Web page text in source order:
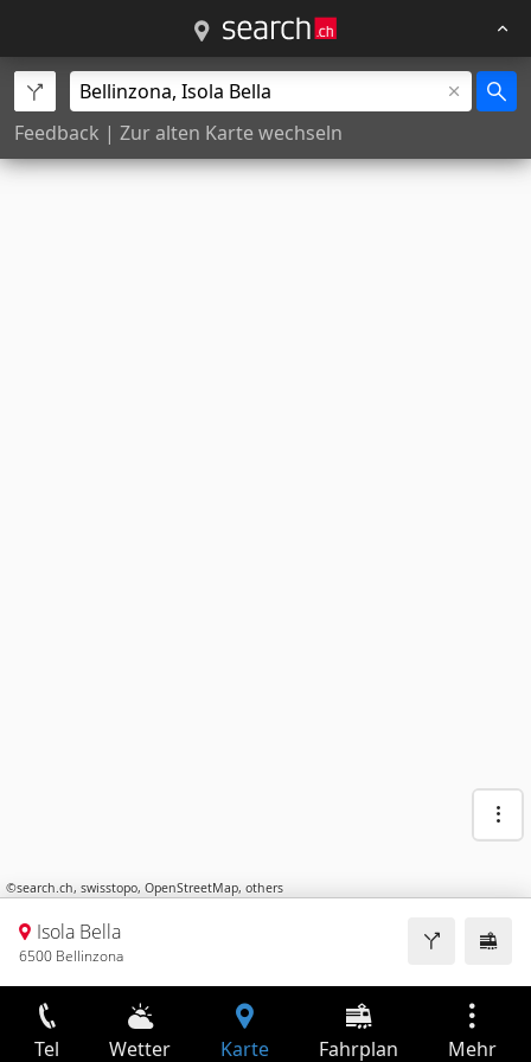
Feedback | Zur alten Karte wechseln
©search.ch, swisstopo, OpenStreetMap, others
Isola Bella
6500 Bellinzona
Tel Wetter Karte Fahrplan Mehr